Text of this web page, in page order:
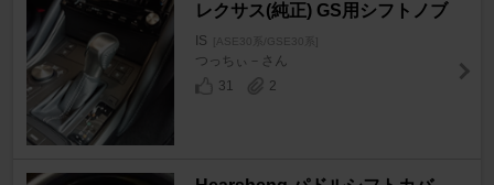
レクサス(純正) GS用シフトノブ
IS [ASE30系/GSE30系]
つっちぃ－さん
31
2